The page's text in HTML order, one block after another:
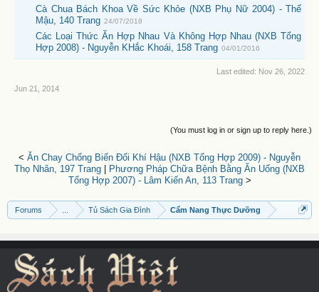
Cà Chua Bách Khoa Về Sức Khỏe (NXB Phụ Nữ 2004) - Thế
Mậu, 140 Trang 24/07/2018
Các Loại Thức Ăn Hợp Nhau Và Không Hợp Nhau (NXB Tổng
Hợp 2008) - Nguyễn KHắc Khoái, 158 Trang 04/01/2016
Last edited: Nov 26, 2022
Jun 21, 2014
(You must log in or sign up to reply here.)
< Ăn Chay Chống Biến Đổi Khí Hậu (NXB Tổng Hợp 2009) - Nguyễn
Thọ Nhân, 197 Trang
Phương Pháp Chữa Bệnh Bằng Ăn Uống (NXB
Tổng Hợp 2007) - Lâm Kiến An, 113 Trang>
Forums Tủ Sách Gia Đình Cẩm Nang Thực Dưỡng